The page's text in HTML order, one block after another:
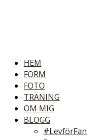
HEM
FORM
FOTO
TRÄNING
OM MIG
BLOGG
#LevförFan